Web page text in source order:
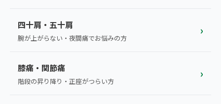
寝違え
疲労回復
町田エリア（2院）
中国
お客様の声
四十肩・五十肩
腕が上がらない・夜間痛でお悩みの方
›
膝痛・関節痛
階段の昇り降り・正座がつらい方
›